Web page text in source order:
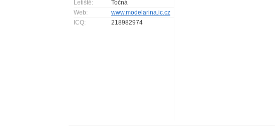
Letiště:
Točná
Web:
www.modelarina.ic.cz
ICQ:
218982974